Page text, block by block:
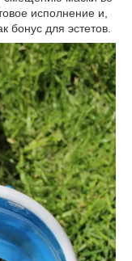
исполнение и,
бонус для эстетов.